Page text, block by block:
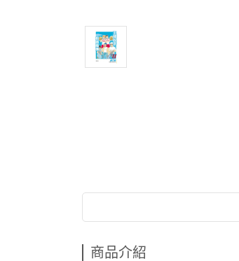
商品介紹